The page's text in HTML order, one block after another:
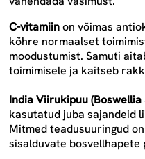
C-vitamiinon võimas
kõhre normaalset
moodustumist. Samuti
toimimisele ja kaitseb
India Viirukipuu
kasutatud juba sajandeid
Mitmed teadusuuringud
sisalduvate